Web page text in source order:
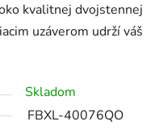
kvalitnej dvojstennej
uzáverom udrží váš
Skladom
FBXL-40076QO